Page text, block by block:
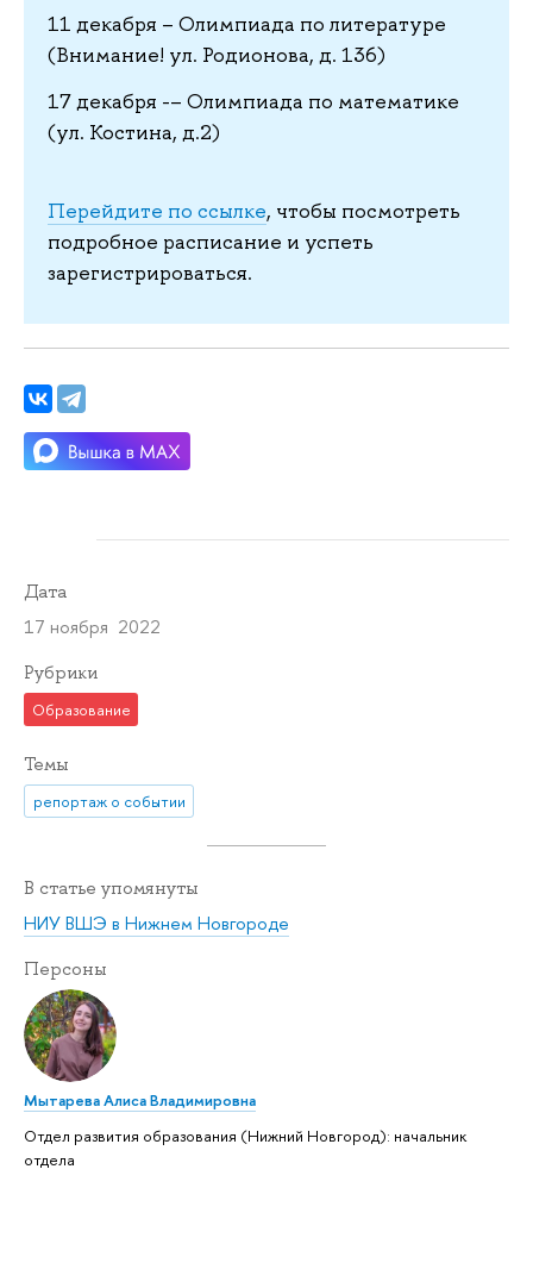
11 декабря – Олимпиада по литературе
(Внимание! ул. Родионова, д. 136)
17 декабря -– Олимпиада по математике
(ул. Костина, д.2)
Перейдите по ссылке, чтобы посмотреть
подробное расписание и успеть
зарегистрироваться.
Дата
17 ноября 2022
Рубрики
Образование
Темы
репортаж о событии
В статье упомянуты
НИУ ВШЭ в Нижнем Новгороде
Персоны
Мытарева Алиса Владимировна
Отдел развития образования (Нижний Новгород): начальник
отдела